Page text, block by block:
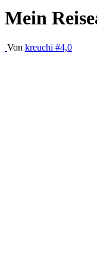
Mein
Von kreuchi #4,0